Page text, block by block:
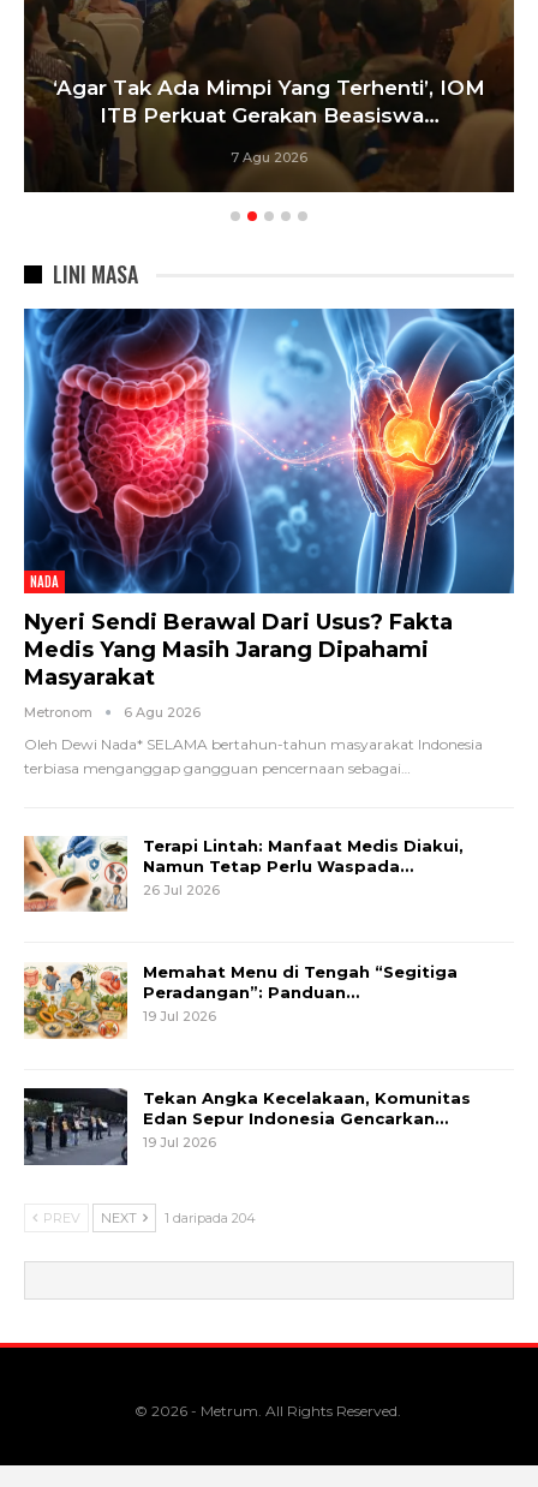
‘Agar Tak Ada Mimpi Yang Terhenti’, IOM
ITB Perkuat Gerakan Beasiswa…
7 Agu 2026
LINI MASA
NADA
Nyeri Sendi Berawal Dari Usus? Fakta
Medis Yang Masih Jarang Dipahami
Masyarakat
Metronom 6 Agu 2026
Oleh Dewi Nada* SELAMA bertahun-tahun masyarakat Indonesia
terbiasa menganggap gangguan pencernaan sebagai
Terapi Lintah: Manfaat Medis Diakui,
Namun Tetap Perlu Waspada…
26 Jul 2026
Memahat Menu di Tengah “Segitiga
Peradangan”: Panduan…
19 Jul 2026
Tekan Angka Kecelakaan, Komunitas
Edan Sepur Indonesia Gencarkan…
19 Jul 2026
PREV NEXT 1 daripada 204
© 2026 - Metrum. All Rights Reserved.